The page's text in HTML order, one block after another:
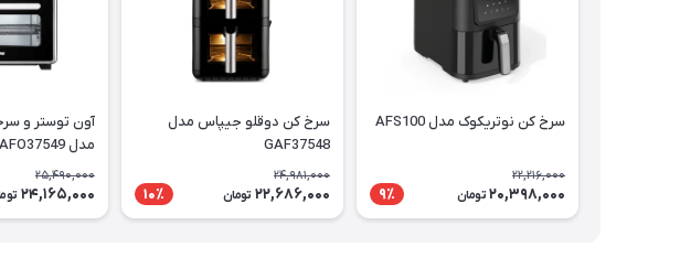
سرخ کن نوتریکوک مدل AFS100
22,216,000
20,398,000 تومان 9٪
سرخ کن دوقلو جیپاس مدل
GAF37548
24,981,000
22,686,000 تومان 10٪
آون توستر و
مدل GAFO37549
25,490,000
24,165,000